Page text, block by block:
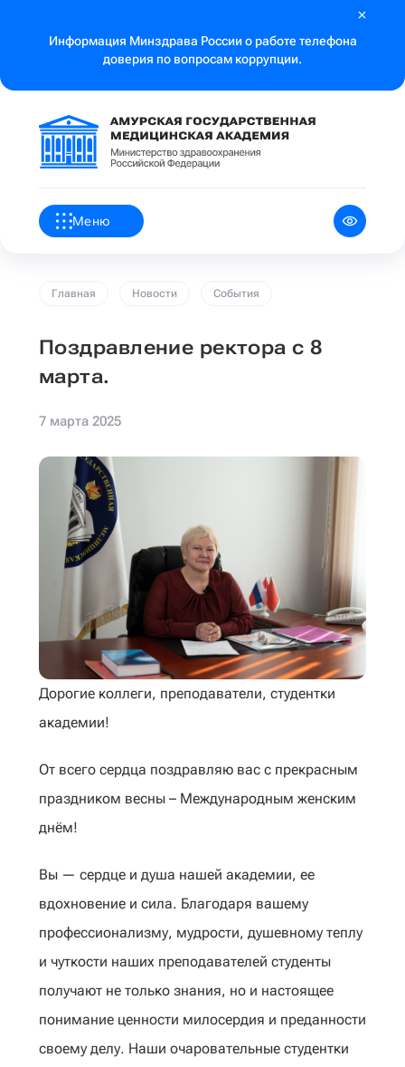
Информация Минздрава России о работе телефона
доверия по вопросам коррупции.
Меню
Главная Новости События
Поздравление ректора с 8
марта.
7 марта 2025
Дорогие коллеги, преподаватели, студентки
академии!
От всего сердца поздравляю вас с прекрасным
праздником весны – Международным женским
днём!
Вы — сердце и душа нашей академии, ее
вдохновение и сила. Благодаря вашему
профессионализму, мудрости, душевному теплу
и чуткости наших преподавателей студенты
получают не только знания, но и настоящее
понимание ценности милосердия и преданности
своему делу. Наши очаровательные студентки